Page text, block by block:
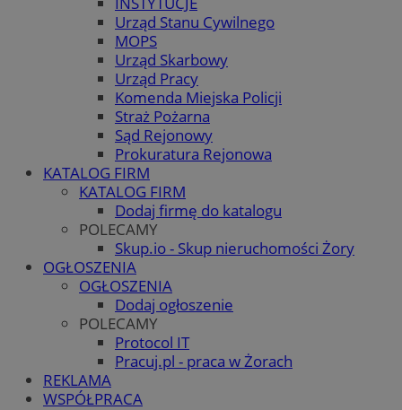
Urząd Stanu Cywilnego
MOPS
Urząd Skarbowy
Urząd Pracy
Komenda Miejska Policji
Straż Pożarna
Sąd Rejonowy
Prokuratura Rejonowa
KATALOG FIRM
KATALOG FIRM
Dodaj firmę do katalogu
POLECAMY
Skup.io - Skup nieruchomości Żory
OGŁOSZENIA
OGŁOSZENIA
Dodaj ogłoszenie
POLECAMY
Protocol IT
Pracuj.pl - praca w Żorach
REKLAMA
WSPÓŁPRACA